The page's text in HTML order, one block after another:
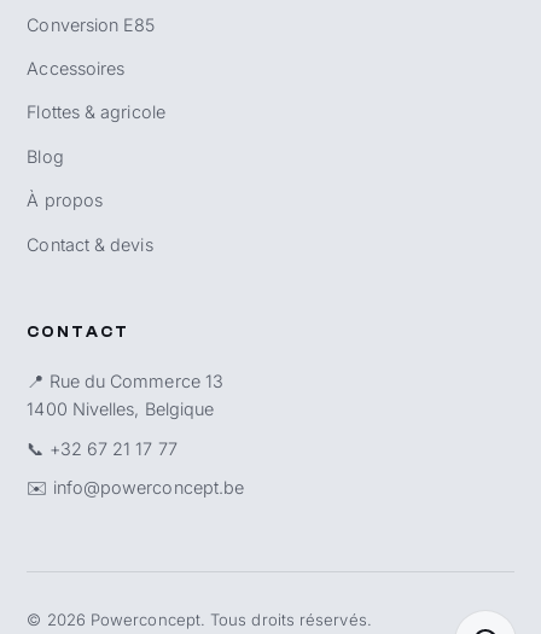
Conversion E85
Accessoires
Flottes & agricole
Blog
À propos
Contact & devis
CONTACT
📍 Rue du Commerce 13
1400 Nivelles, Belgique
📞 +32 67 21 17 77
✉️ info@powerconcept.be
© 2026 Powerconcept. Tous droits réservés.